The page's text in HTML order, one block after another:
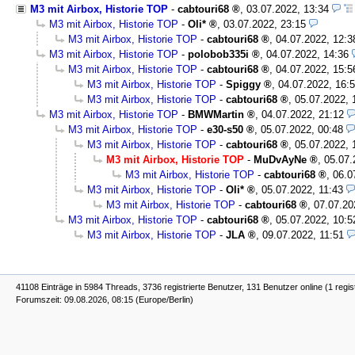
M3 mit Airbox, Historie TOP - cabtouri68
03.07.2022, 13:34
M3 mit Airbox, Historie TOP - Oli*
03.07.2022, 23:15
M3 mit Airbox, Historie TOP - cabtouri68
04.07.2022,
M3 mit Airbox, Historie TOP - polobob335i
04.07.2022, 14:36
M3 mit Airbox, Historie TOP - cabtouri68
04.07.2022,
M3 mit Airbox, Historie TOP - Spiggy
04.07.2022,
M3 mit Airbox, Historie TOP - cabtouri68
05.07.2022,
M3 mit Airbox, Historie TOP - BMWMartin
04.07.2022, 21:12
M3 mit Airbox, Historie TOP - e30-s50
05.07.2022, 00:48
M3 mit Airbox, Historie TOP - cabtouri68
05.07.2022,
M3 mit Airbox, Historie TOP - MuDvAyNe
M3 mit Airbox, Historie TOP - cabtouri68
M3 mit Airbox, Historie TOP - Oli*
05.07.2022, 11:43
M3 mit Airbox, Historie TOP - cabtouri68
M3 mit Airbox, Historie TOP - cabtouri68
05.07.2022,
M3 mit Airbox, Historie TOP - JLA 09.07.2022, 11:51
41108 Einträge in 5984 Threads, 3736 registrierte Benutzer, 131 Benutzer online (1
Forumszeit: 09.08.2026, 08:15 (Europe/Berlin)